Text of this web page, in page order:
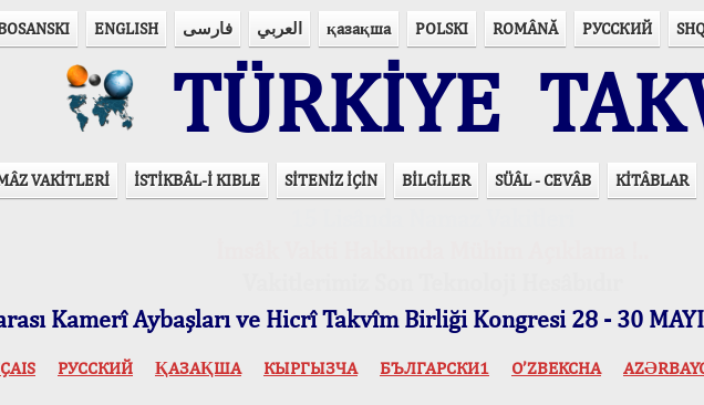
ENGLISH فارسی العربي қазақша POLSKI ROMÂNĂ РУССКИЙ
TÜRKİYE
VAKİTLERİ İSTİKBÂL-İ KIBLE SİTENİZ İÇİN BİLGİLER SÜÂL - CEVÂB KİTÂBLAR
Kamerî Aybaşları ve Hicrî Takvîm Birliği Kongresi 28 - 30
РУССКИЙ ҚАЗАҚША КЫPГЫЗЧA БЪЛГАРСКИ1 O’ZBEKCHA